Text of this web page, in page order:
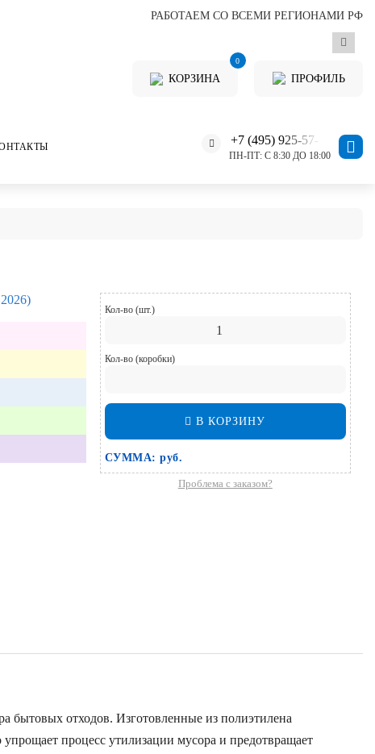
РАБОТАЕМ СО ВСЕМИ РЕГИОНАМИ РФ
КОРЗИНА
0
ПРОФИЛЬ
+7 (495) 925-57-11
ПН-ПТ: С 8:30 ДО 18:00
Кол-во (шт.)
Кол-во (коробки)
В КОРЗИНУ
СУММА: руб.
Проблема с заказом?
бытовых отходов. Изготовленные из полиэтилена
процесс утилизации мусора и предотвращает